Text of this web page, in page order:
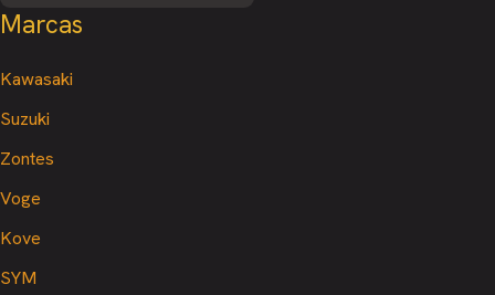
Marcas
Kawasaki
Suzuki
Zontes
Voge
Kove
SYM